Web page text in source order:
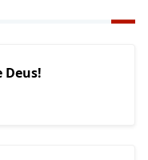
Deus!